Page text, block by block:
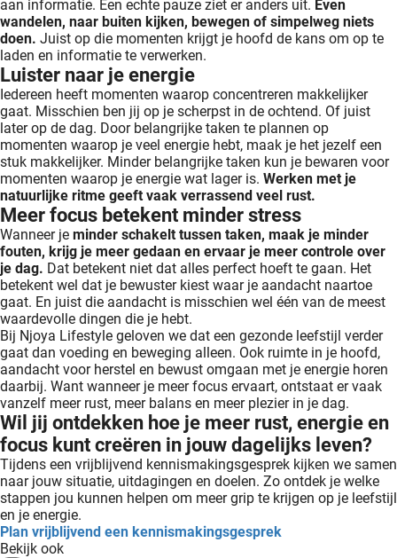
aan informatie. Een echte pauze ziet er anders uit. Even
wandelen, naar buiten kijken, bewegen of simpelweg niets
doen. Juist op die momenten krijgt je hoofd de kans om op te
laden en informatie te verwerken.
Luister naar je energie
Iedereen heeft momenten waarop concentreren makkelijker
gaat. Misschien ben jij op je scherpst in de ochtend. Of juist
later op de dag. Door belangrijke taken te plannen op
momenten waarop je veel energie hebt, maak je het jezelf een
stuk makkelijker. Minder belangrijke taken kun je bewaren voor
momenten waarop je energie wat lager is. Werken met je
natuurlijke ritme geeft vaak verrassend veel rust.
Meer focus betekent minder stress
Wanneer je minder schakelt tussen taken, maak je minder
fouten, krijg je meer gedaan en ervaar je meer controle over
je dag. Dat betekent niet dat alles perfect hoeft te gaan. Het
betekent wel dat je bewuster kiest waar je aandacht naartoe
gaat. En juist die aandacht is misschien wel één van de meest
waardevolle dingen die je hebt.
Bij Njoya Lifestyle geloven we dat een gezonde leefstijl verder
gaat dan voeding en beweging alleen. Ook ruimte in je hoofd,
aandacht voor herstel en bewust omgaan met je energie horen
daarbij. Want wanneer je meer focus ervaart, ontstaat er vaak
vanzelf meer rust, meer balans en meer plezier in je dag.
Wil jij ontdekken hoe je meer rust, energie en
focus kunt creëren in jouw dagelijks leven?
Tijdens een vrijblijvend kennismakingsgesprek kijken we samen
naar jouw situatie, uitdagingen en doelen. Zo ontdek je welke
stappen jou kunnen helpen om meer grip te krijgen op je leefstijl
en je energie.
Plan vrijblijvend een kennismakingsgesprek
Bekijk ook